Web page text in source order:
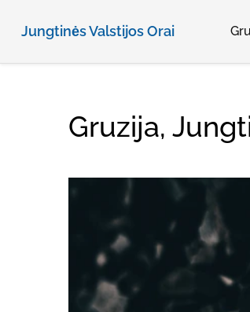
Jungtinės Valstijos Orai
Gruzija,